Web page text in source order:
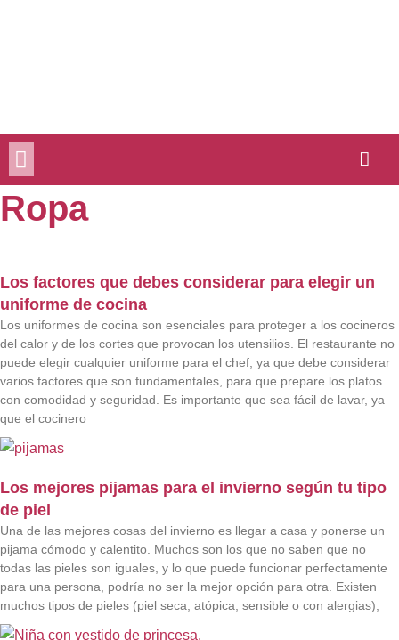
Ropa
Los factores que debes considerar para elegir un
uniforme de cocina
Los uniformes de cocina son esenciales para proteger a los cocineros
del calor y de los cortes que provocan los utensilios. El restaurante no
puede elegir cualquier uniforme para el chef, ya que debe considerar
varios factores que son fundamentales, para que prepare los platos
con comodidad y seguridad. Es importante que sea fácil de lavar, ya
que el cocinero
Los mejores pijamas para el invierno según tu tipo
de piel
Una de las mejores cosas del invierno es llegar a casa y ponerse un
pijama cómodo y calentito. Muchos son los que no saben que no
todas las pieles son iguales, y lo que puede funcionar perfectamente
para una persona, podría no ser la mejor opción para otra. Existen
muchos tipos de pieles (piel seca, atópica, sensible o con alergias),